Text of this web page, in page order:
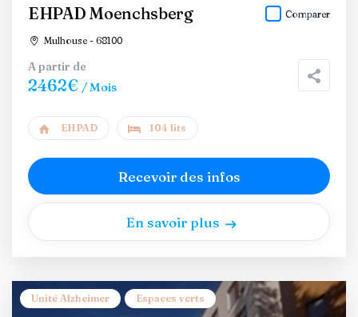
EHPAD Moenchsberg
Mulhouse - 68100
Comparer
A partir de
2462€ / Mois
EHPAD 104 lits
Recevoir des infos
En savoir plus
Unité Alzheimer Espaces verts